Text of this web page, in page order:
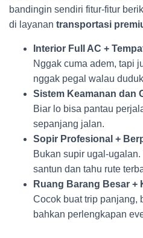
bandingin sendiri fitur-fitur
di layanan transportasi
Interior Full AC +
Nggak cuma adem, tapi
nggak pegal walau
Sistem Keamanan dan
Biar lo bisa pantau
sepanjang jalan.
Sopir Profesional +
Bukan supir ugal-
santun dan tahu rute
Ruang Barang Besar +
Cocok buat trip panjang,
bahkan perlengkapan